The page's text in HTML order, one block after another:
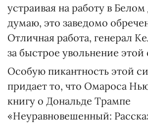
устраивая на работу в
думаю, это заведомо
Отличная работа, генерал
за быстрое увольнение этой
Особую пикантность этой
придает то, что Омароса
книгу о Дональде Трампе
«Неуравновешенный: